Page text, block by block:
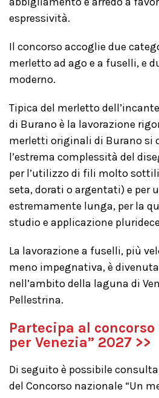
espressività.
Il concorso accoglie due
merletto ad ago e a fuselli, e
moderno.
Tipica del merletto
di Burano è la lavorazione
merletti originali di Burano si
l’estrema complessità del
per l’utilizzo di fili molto
seta, dorati o argentati) e per
estremamente lunga, per la
studio e applicazione
La lavorazione a fuselli, più
meno impegnativa, è
nell’ambito della laguna di
Pellestrina.
Partecipa al
per Venezia” 2027 >>
Di seguito è possibile
del Concorso nazionale “Un